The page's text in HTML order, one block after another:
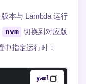
本与 Lambda 运行
nvm 切换到对应版
指定运行时：
yaml